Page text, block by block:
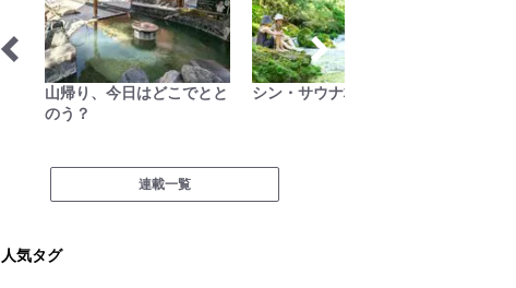
山帰り、今日はどこでとと
のう？
シン・サウナ村建設記
連載一覧
人気タグ